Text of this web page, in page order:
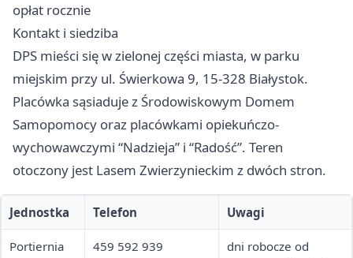
opłat rocznie
Kontakt i siedziba
DPS mieści się w zielonej części miasta, w parku
miejskim przy ul. Świerkowa 9, 15-328 Białystok.
Placówka sąsiaduje z Środowiskowym Domem
Samopomocy oraz placówkami opiekuńczo-
wychowawczymi “Nadzieja” i “Radość”. Teren
otoczony jest Lasem Zwierzynieckim z dwóch stron.
Jednostka Telefon Uwagi
Portiernia 459 592 939
dni robocze od